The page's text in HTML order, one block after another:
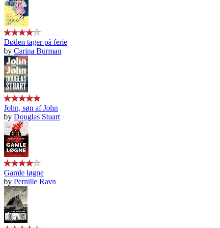
Døden tager på ferie
by Carina Burman
John, søn af John
by Douglas Stuart
Gamle løgne
by Pernille Ravn